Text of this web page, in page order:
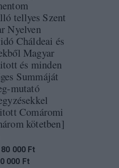
tellyes Szent
Nyelven
Cháldeai és
Magyar
és minden
Summáját
mutató
Comáromi
kötetben]
000 Ft
000 Ft